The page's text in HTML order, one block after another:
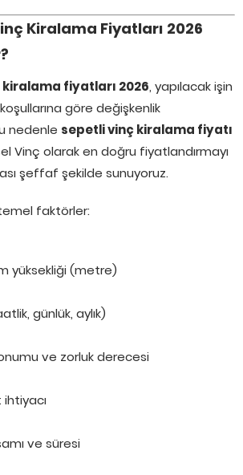
Kiralama Fiyatları 2026
fiyatları 2026, yapılacak işin
göre değişkenlik
nedenle sepetli vinç kiralama fiyatı
Vinç olarak en doğru fiyatlandırmayı
şeffaf şekilde sunuyoruz.
faktörler:
yüksekliği (metre)
günlük, aylık)
ve zorluk derecesi
ve süresi